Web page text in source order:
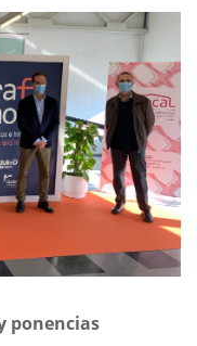
ponencias